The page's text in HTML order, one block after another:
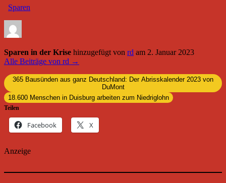
Sparen
Sparen in der Krise hinzugefügt von rd am 2. Januar 2023
Alle Beiträge von rd →
365 Bausünden aus ganz Deutschland: Der Abrisskalender 2023 von
DuMont
18.600 Menschen in Duisburg arbeiten zum Niedriglohn
Teilen
Facebook X
Anzeige